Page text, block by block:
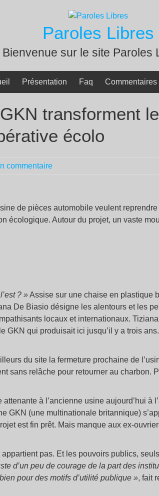
Paroles Libres
Bienvenue sur le site Paroles
Présentation Faq Commentaires
transforment
écolo
commentaire
de pièces automobile veulent reprendre
écologique. Autour du projet, un vaste
? »Assise sur une chaise en plastique
De Biasio désigne les alentours et les
locaux et internationaux.
GKN qui produisait ici jusqu’il y a trois
du site la fermeture prochaine de
sans relâche pour retourner au charbon.
à l’ancienne usine aujourd’hui à
GKN (une multinationale britannique)
est fin prêt. Mais manque aux ex-
pas. Et les pouvoirs publics,
d’un peu de courage de la part des
pour des motifs d’utilité publique », fait